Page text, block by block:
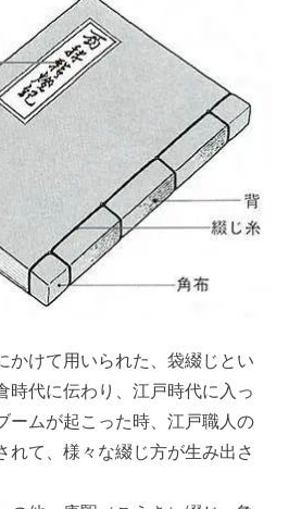
かけて用いられた、袋綴じとい
時代に伝わり、江戸時代に入っ
ームが起こった時、江戸職人の
れて、様々な綴じ方が生み出さ